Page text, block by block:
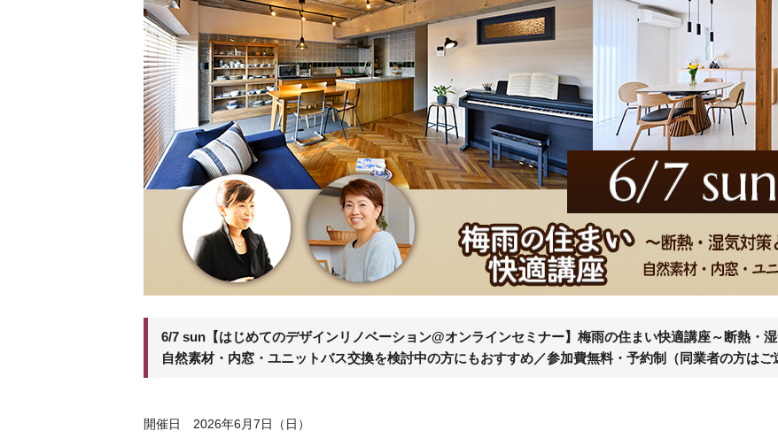
6/7 sun【はじめてのデザインリノベーション@オンラインセミナー】梅雨の住まい快適講座～断熱・
自然素材・内窓・ユニットバス交換を検討中の方にもおすすめ／参加費無料・予約制（同業者の方はご
開催日 2026年6月7日（日）